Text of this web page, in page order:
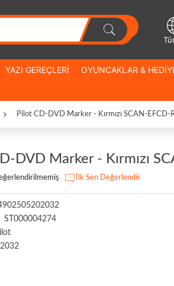
YAZI GEREÇLERİ OYUNCAKLAR &
Pilot CD-DVD Marker - Kırmızı SCAN-EFCD-
DVD Marker - Kırmızı
İlk Sen Değerlendir
ST000004274